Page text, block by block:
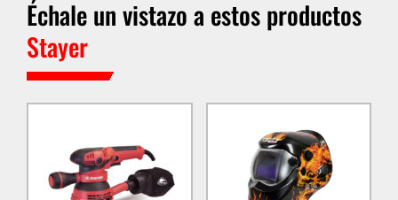
Échale un vistazo a estos productos
Stayer